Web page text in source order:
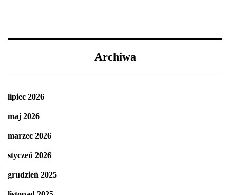
Archiwa
lipiec 2026
maj 2026
marzec 2026
styczeń 2026
grudzień 2025